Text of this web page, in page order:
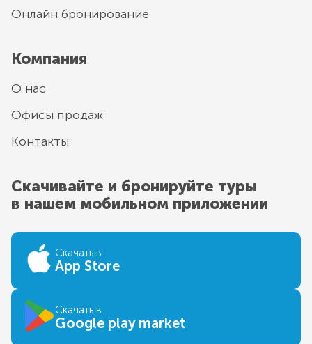
Онлайн бронирование
Компания
О нас
Офисы продаж
Контакты
Скачивайте и бронируйте туры
в нашем мобильном приложении
Скачать в
App Store
Скачать в
Google play market